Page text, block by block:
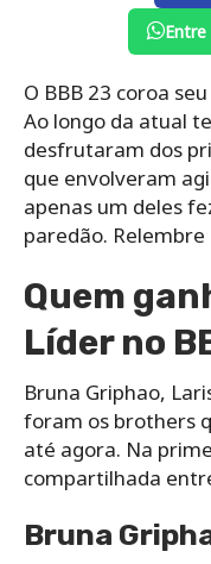
Entre
O BBB 23 coroa
Ao longo da atual
desfrutaram dos
que envolveram
apenas um deles
paredão.
Quem
Líder no
Bruna Griphao,
foram os brothers
até agora. Na
compartilhada
Bruna